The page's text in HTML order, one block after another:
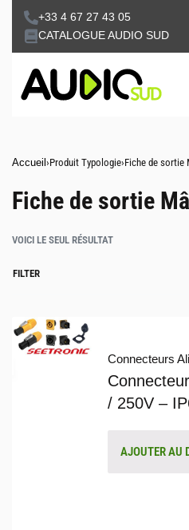
+33 4 67 27 43 05
CATALOGUE AUDIO SUD
Accueil ›Produit Typologie›Fiche de sortie
Fiche de sortie
VOICI LE SEUL RÉSULTAT
FILTER
Connecteurs
/ 250V –
AJOUTER AU